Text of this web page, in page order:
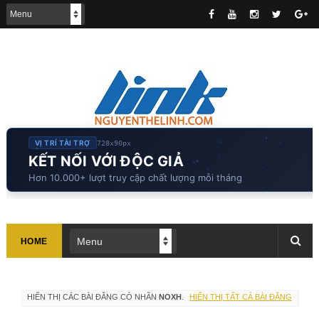
VỊ TRÍ TÀI TRỢ 728x90px
KẾT NỐI VỚI ĐỘC GIẢ
Hơn 10.000+ lượt truy cập chất lượng mỗi tháng
HOME
HIỂN THỊ CÁC BÀI ĐĂNG CÓ NHÃN NOXH HIỂN THỊ TẤT CẢ BÀI ĐĂNG